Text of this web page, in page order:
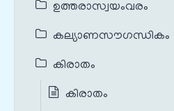
ഉത്തരാസ്വയംവരം
കല്യാണസൗഗന്ധികം
കിരാതം
കിരാതം